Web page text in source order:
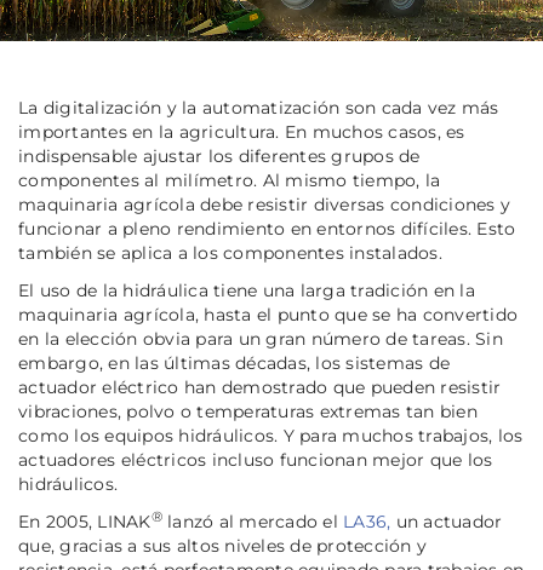
La digitalización y la automatización son cada vez más
importantes en la agricultura. En muchos casos, es
indispensable ajustar los diferentes grupos de
componentes al milímetro. Al mismo tiempo, la
maquinaria agrícola debe resistir diversas condiciones y
funcionar a pleno rendimiento en entornos difíciles. Esto
también se aplica a los componentes instalados.
El uso de la hidráulica tiene una larga tradición en la
maquinaria agrícola, hasta el punto que se ha convertido
en la elección obvia para un gran número de tareas. Sin
embargo, en las últimas décadas, los sistemas de
actuador eléctrico han demostrado que pueden resistir
vibraciones, polvo o temperaturas extremas tan bien
como los equipos hidráulicos. Y para muchos trabajos, los
actuadores eléctricos incluso funcionan mejor que los
hidráulicos.
En 2005, LINAK®lanzó al mercado el LA36, un actuador
que, gracias a sus altos niveles de protección y